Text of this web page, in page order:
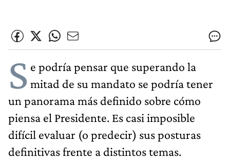
S e podría pensar que superando la
mitad de su mandato se podría tener
un panorama más definido sobre cómo
piensa el Presidente. Es casi imposible
difícil evaluar (o predecir) sus posturas
definitivas frente a distintos temas.